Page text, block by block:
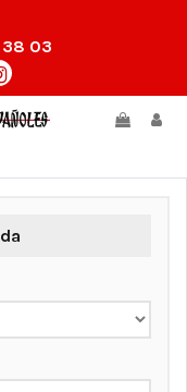
38 03